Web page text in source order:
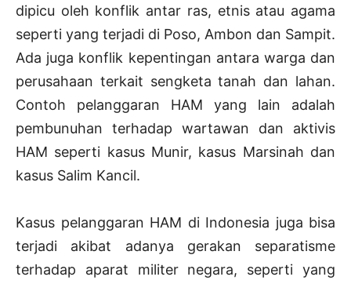
dipicu oleh konflik antar ras, etnis atau agama
seperti yang terjadi di Poso, Ambon dan Sampit.
Ada juga konflik kepentingan antara warga dan
perusahaan terkait sengketa tanah dan lahan.
Contoh pelanggaran HAM yang lain adalah
pembunuhan terhadap wartawan dan aktivis
HAM seperti kasus Munir, kasus Marsinah dan
kasus Salim Kancil.
Kasus pelanggaran HAM di Indonesia juga bisa
terjadi akibat adanya gerakan separatisme
terhadap aparat militer negara, seperti yang